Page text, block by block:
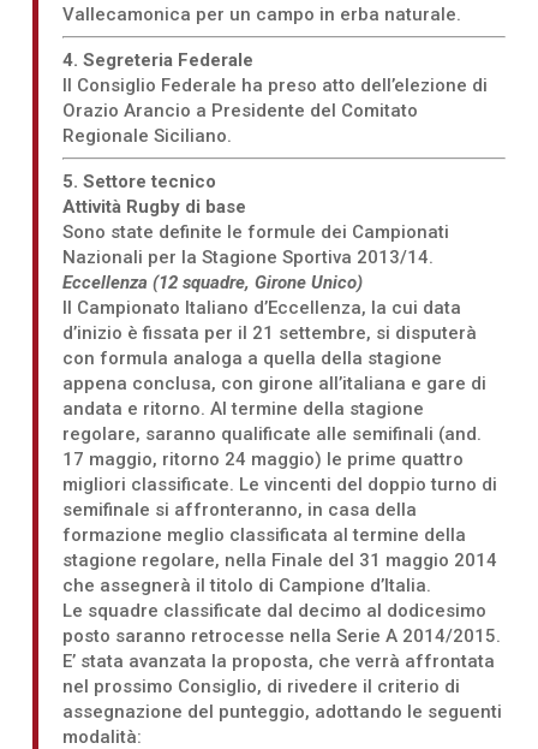
Vallecamonica per un campo in erba naturale.
4. Segreteria Federale
Il Consiglio Federale ha preso atto dell’elezione di
Orazio Arancio a Presidente del Comitato
Regionale Siciliano.
5. Settore tecnico
Attività Rugby di base
Sono state definite le formule dei Campionati
Nazionali per la Stagione Sportiva 2013/14.
Eccellenza (12 squadre, Girone Unico)
Il Campionato Italiano d’Eccellenza, la cui data
d’inizio è fissata per il 21 settembre, si disputerà
con formula analoga a quella della stagione
appena conclusa, con girone all’italiana e gare di
andata e ritorno. Al termine della stagione
regolare, saranno qualificate alle semifinali (and.
17 maggio, ritorno 24 maggio) le prime quattro
migliori classificate. Le vincenti del doppio turno di
semifinale si affronteranno, in casa della
formazione meglio classificata al termine della
stagione regolare, nella Finale del 31 maggio 2014
che assegnerà il titolo di Campione d’Italia.
Le squadre classificate dal decimo al dodicesimo
posto saranno retrocesse nella Serie A 2014/2015.
E’ stata avanzata la proposta, che verrà affrontata
nel prossimo Consiglio, di rivedere il criterio di
assegnazione del punteggio, adottando le seguenti
modalità: